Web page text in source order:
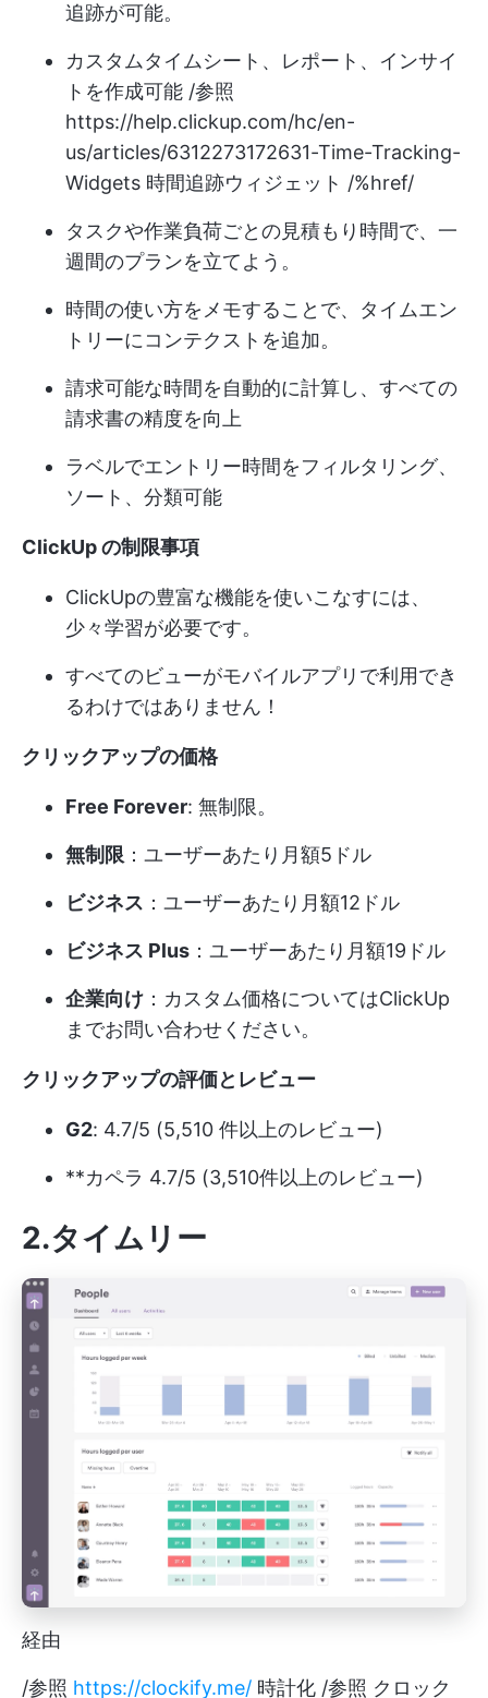
追跡が可能。
カスタムタイムシート、レポート、インサイ
トを作成可能 /参照
https://help.clickup.com/hc/en-
us/articles/6312273172631-Time-Tracking-
Widgets 時間追跡ウィジェット /%href/
タスクや作業負荷ごとの見積もり時間で、一
週間のプランを立てよう。
時間の使い方をメモすることで、タイムエン
トリーにコンテクストを追加。
請求可能な時間を自動的に計算し、すべての
請求書の精度を向上
ラベルでエントリー時間をフィルタリング、
ソート、分類可能
ClickUp の制限事項
ClickUpの豊富な機能を使いこなすには、
少々学習が必要です。
すべてのビューがモバイルアプリで利用でき
るわけではありません！
クリックアップの価格
Free Forever: 無制限。
無制限 ：ユーザーあたり月額5ドル
ビジネス ：ユーザーあたり月額12ドル
ビジネス Plus ：ユーザーあたり月額19ドル
企業向け ：カスタム価格についてはClickUp
までお問い合わせください。
クリックアップの評価とレビュー
G2: 4.7/5 (5,510 件以上のレビュー)
**カペラ 4.7/5 (3,510件以上のレビュー)
2.タイムリー
経由
/参照 https://clockify.me/ 時計化 /参照 クロック